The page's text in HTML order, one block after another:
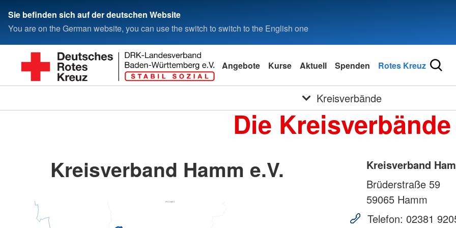
Sie befinden sich auf der deutschen Website
You are on the German website, you can use the switch to switch to the English one
Angebote Kurse Aktuell Spenden Rotes Kreuz
Kreisverbände
Die Kreisverbände
Kreisverband Hamm e.V.
Kreisverband
Brüderstraße 59
59065 Hamm
Telefon: 02381